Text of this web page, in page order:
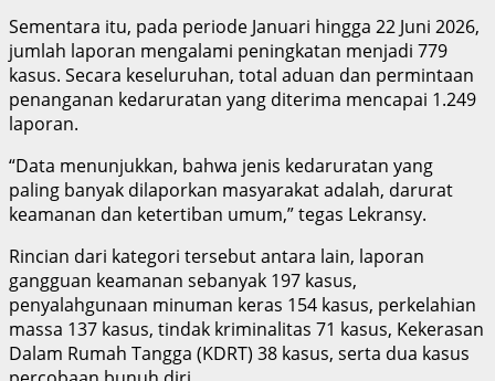
Sementara itu, pada periode Januari hingga 22 Juni 2026,
jumlah laporan mengalami peningkatan menjadi 779
kasus. Secara keseluruhan, total aduan dan permintaan
penanganan kedaruratan yang diterima mencapai 1.249
laporan.
“Data menunjukkan, bahwa jenis kedaruratan yang
paling banyak dilaporkan masyarakat adalah, darurat
keamanan dan ketertiban umum,” tegas Lekransy.
Rincian dari kategori tersebut antara lain, laporan
gangguan keamanan sebanyak 197 kasus,
penyalahgunaan minuman keras 154 kasus, perkelahian
massa 137 kasus, tindak kriminalitas 71 kasus, Kekerasan
Dalam Rumah Tangga (KDRT) 38 kasus, serta dua kasus